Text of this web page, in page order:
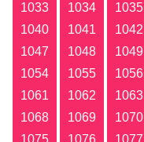
1033
1034 1035
1040
1041 1042
1047
1048 1049
1054
1055 1056
1061
1062 1063
1068
1069 1070
1075
1076 1077